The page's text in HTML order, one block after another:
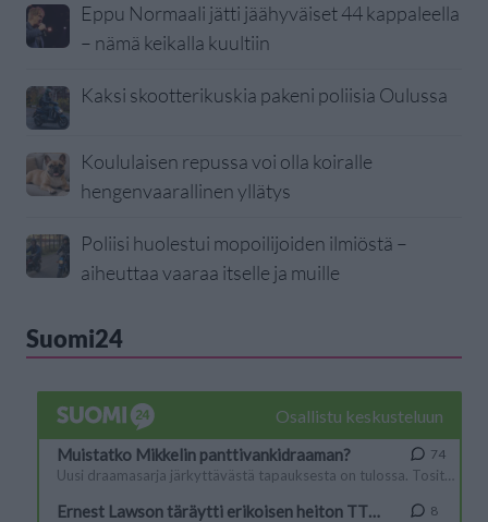
Eppu Normaali jätti jäähyväiset 44 kappaleella
– nämä keikalla kuultiin
Kaksi skootterikuskia pakeni poliisia Oulussa
Koululaisen repussa voi olla koiralle
hengenvaarallinen yllätys
Poliisi huolestui mopoilijoiden ilmiöstä –
aiheuttaa vaaraa itselle ja muille
Suomi24